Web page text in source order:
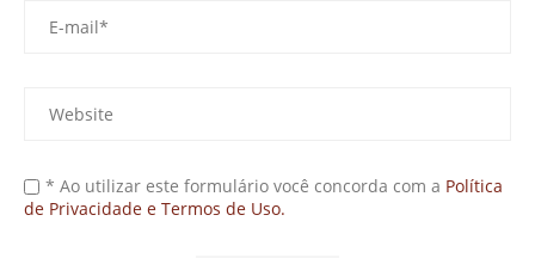
* Ao utilizar este formulário você concorda com a Política
de Privacidade e Termos de Uso.